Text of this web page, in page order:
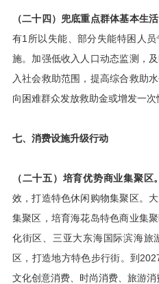
（二十四）兜底重点群体基本生活
有1所以失能、部分失能特困人
施。加强低收入人口动态监测，
入社会救助范围，提高综合救助
向困难群众发放救助金或增发一次
七、消费设施升级行动
（二十五）培育优势商业集聚区
效，打造特色休闲购物集聚区。
集聚区，培育海花岛特色商业集
化街区、三亚大东海国际滨海旅
区，打造地方特色步行街。到
文化创意消费、时尚消费、旅游消